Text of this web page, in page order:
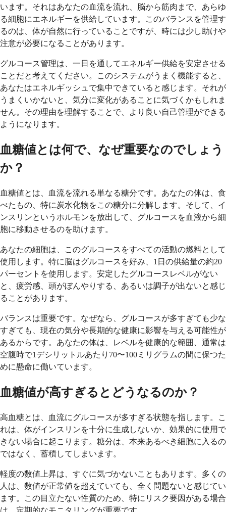
います。それはあなたの血流を流れ、脳から筋肉まで、あらゆ
る細胞にエネルギーを供給しています。このバランスを管理す
るのは、体が自然に行っていることですが、時には少し助けや
注意が必要になることがあります。
グルコース管理は、一日を通してエネルギー供給を安定させる
ことだと考えてください。このシステムがうまく機能すると、
あなたはエネルギッシュで集中できていると感じます。それが
うまくいかないと、気分に変化があることに気づくかもしれま
せん。その理由を理解することで、より良い自己管理ができる
ようになります。
血糖値とは何で、なぜ重要なのでしょう
か？
血糖値とは、血流を流れる単なる糖分です。あなたの体は、食
べたもの、特に炭水化物をこの糖分に分解します。そして、イ
ンスリンというホルモンを放出して、グルコースを血液から細
胞に移動させるのを助けます。
あなたの細胞は、このグルコースをすべての活動の燃料として
使用します。特に脳はグルコースを好み、1日の供給量の約20
パーセントを使用します。安定したグルコースレベルがない
と、疲労感、頭がぼんやりする、あるいは調子が出ないと感じ
ることがあります。
バランスは重要です。なぜなら、グルコースが多すぎても少な
すぎても、現在の気分や長期的な健康に影響を与える可能性が
あるからです。あなたの体は、レベルを健康的な範囲、通常は
空腹時で1デシリットルあたり70〜100ミリグラムの間に保つた
めに懸命に働いています。
血糖値が高すぎるとどうなるのか？
高血糖とは、血流にグルコースが多すぎる状態を指します。こ
れは、体がインスリンを十分に生成しないか、効果的に使用で
きない場合に起こります。糖分は、本来あるべき細胞に入るの
ではなく、蓄積してしまいます。
軽度の数値上昇は、すぐに気づかないこともあります。多くの
人は、数値が正常値を超えていても、全く問題ないと感じてい
ます。この目立たない性質のため、特にリスク要因がある場合
は、定期的なモニタリングが重要です。